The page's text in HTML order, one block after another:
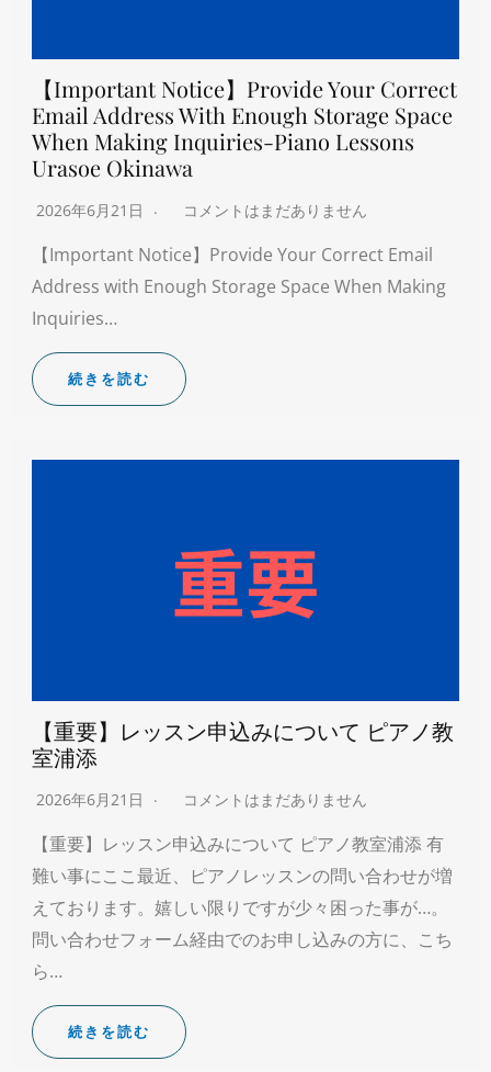
【Important Notice】Provide Your Correct
Email Address With Enough Storage Space
When Making Inquiries-Piano Lessons
Urasoe Okinawa
2026年6月21日 コメントはまだありません
【Important Notice】Provide Your Correct Email
Address with Enough Storage Space When Making
Inquiries…
続きを読む
【重要】レッスン申込みについて ピアノ教
室浦添
2026年6月21日 コメントはまだありません
【重要】レッスン申込みについて ピアノ教室浦添 有
難い事にここ最近、ピアノレッスンの問い合わせが増
えております。嬉しい限りですが少々困った事が…。
問い合わせフォーム経由でのお申し込みの方に、こち
ら…
続きを読む